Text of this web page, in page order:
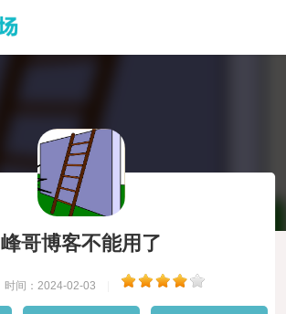
峰哥博客不能用了
时间：2024-02-03